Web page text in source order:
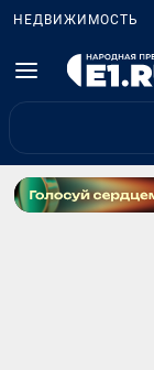
НЕДВИЖИМОСТЬ